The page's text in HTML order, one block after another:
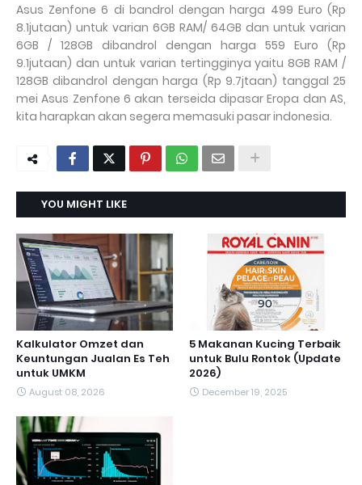
Asus Zenfone 6 di bandrol dengan harga 499 Euro (Rp
8.1jutaan) untuk varian 6GB RAM/ 64GB dan untuk varian
6GB / 128GB dibandrol dengan harga 559 Euro (Rp
9.1jutaan) dan untuk varian tertingginya yaitu 8GB RAM /
128GB dibandrol dengan harga (Rp 9.7jtaan) tanggal 25
mei Asus Zenfone 6 akan terseida dipasar Eropa dan AS,
kita harapkan akan segera memasuki pasar indonesia.
YOU MIGHT LIKE
Kalkulator Omzet dan
Keuntungan Jualan Es Teh
untuk UMKM
August 08, 2026
5 Makanan Kucing Terbaik
untuk Bulu Rontok (Update
2026)
December 19, 2025